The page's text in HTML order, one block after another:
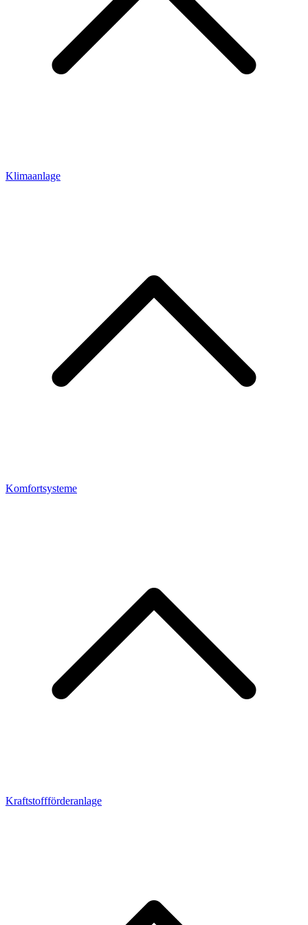
Klimaanlage
Komfortsysteme
Kraftstoffförderanlage